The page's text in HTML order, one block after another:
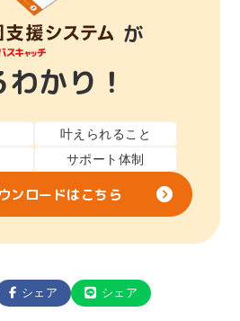
が
かり！
叶えられること
サポート体制
ンロードはこちら
シェア シェア